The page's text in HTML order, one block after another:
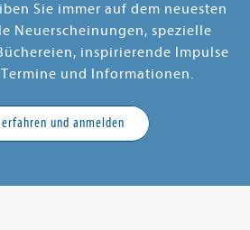
Sie immer auf dem neuesten
Neuerscheinungen, spezielle
inspirierende Impulse
und Informationen.
und anmelden